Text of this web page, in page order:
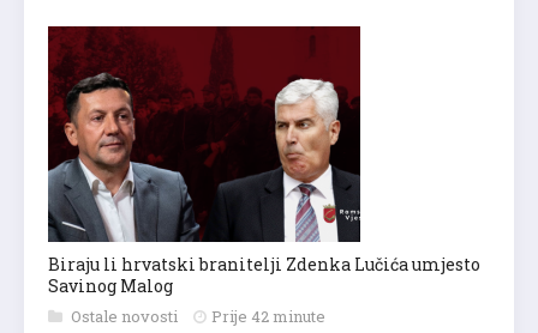
Biraju li hrvatski branitelji Zdenka Lučića umjesto
Savinog Malog
Ostale novosti Prije 42 minute